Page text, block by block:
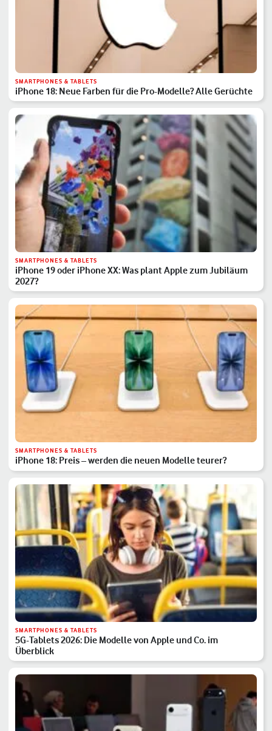
SMARTPHONES & TABLETS
iPhone 18: Neue Farben für die Pro-Modelle? Alle Gerüchte
SMARTPHONES & TABLETS
iPhone 19 oder iPhone XX: Was plant Apple zum Jubiläum
2027?
SMARTPHONES & TABLETS
iPhone 18: Preis – werden die neuen Modelle teurer?
SMARTPHONES & TABLETS
5G-Tablets 2026: Die Modelle von Apple und Co. im
Überblick